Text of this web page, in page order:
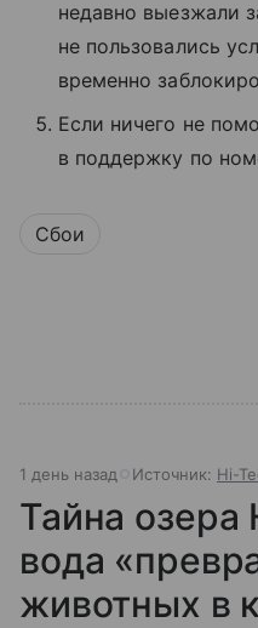
недавно выезжали
не пользовались
временно
Если ничего не
в поддержку по
Сбои
1 день назад Источник: Hi-
Тайна озера
вода
животных в